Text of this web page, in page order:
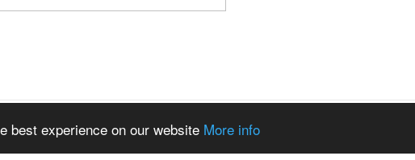
best experience on our website More info